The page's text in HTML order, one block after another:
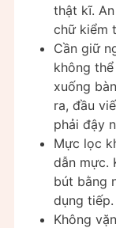
thật kĩ.
chữ kiểm
Cần giữ
không
xuống
ra, đầu
phải đậy
Mực lọc
dẫn mực.
bút bằng
dụng tiếp.
Không